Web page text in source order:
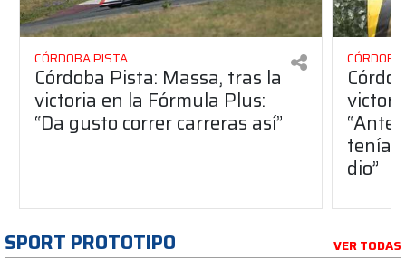
CÓRDOBA PISTA
Córdoba Pista: Massa, tras la
victoria en la Fórmula Plus:
“Da gusto correr carreras así”
dio”
SPORT PROTOTIPO VER TODAS